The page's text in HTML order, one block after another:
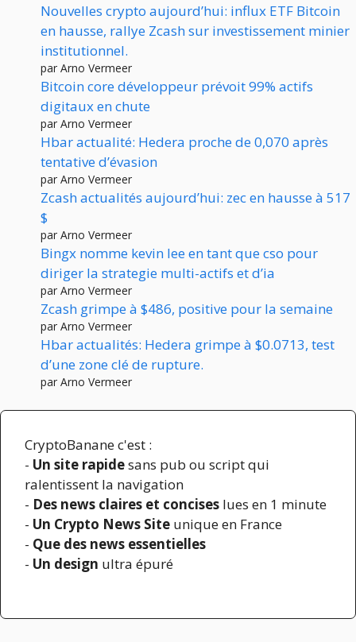
Nouvelles crypto aujourd’hui: influx ETF Bitcoin
en hausse, rallye Zcash sur investissement minier
institutionnel.
par Arno Vermeer
Bitcoin core développeur prévoit 99% actifs
digitaux en chute
par Arno Vermeer
Hbar actualité: Hedera proche de 0,070 après
tentative d’évasion
par Arno Vermeer
Zcash actualités aujourd’hui: zec en hausse à 517
$
par Arno Vermeer
Bingx nomme kevin lee en tant que cso pour
diriger la strategie multi-actifs et d’ia
par Arno Vermeer
Zcash grimpe à $486, positive pour la semaine
par Arno Vermeer
Hbar actualités: Hedera grimpe à $0.0713, test
d’une zone clé de rupture.
par Arno Vermeer
CryptoBanane c'est :
- Un site rapidesans pub ou script qui
ralentissent la navigation
- Des news claires et concises lues en 1 minute
- Un Crypto News Site unique en France
- Que des news essentielles
- Un design ultra épuré